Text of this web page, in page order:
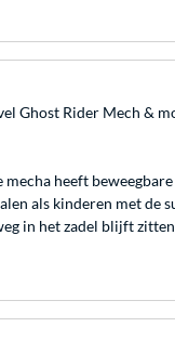
Ghost Rider Mech &
heeft
als kinderen met de
in het zadel blijft